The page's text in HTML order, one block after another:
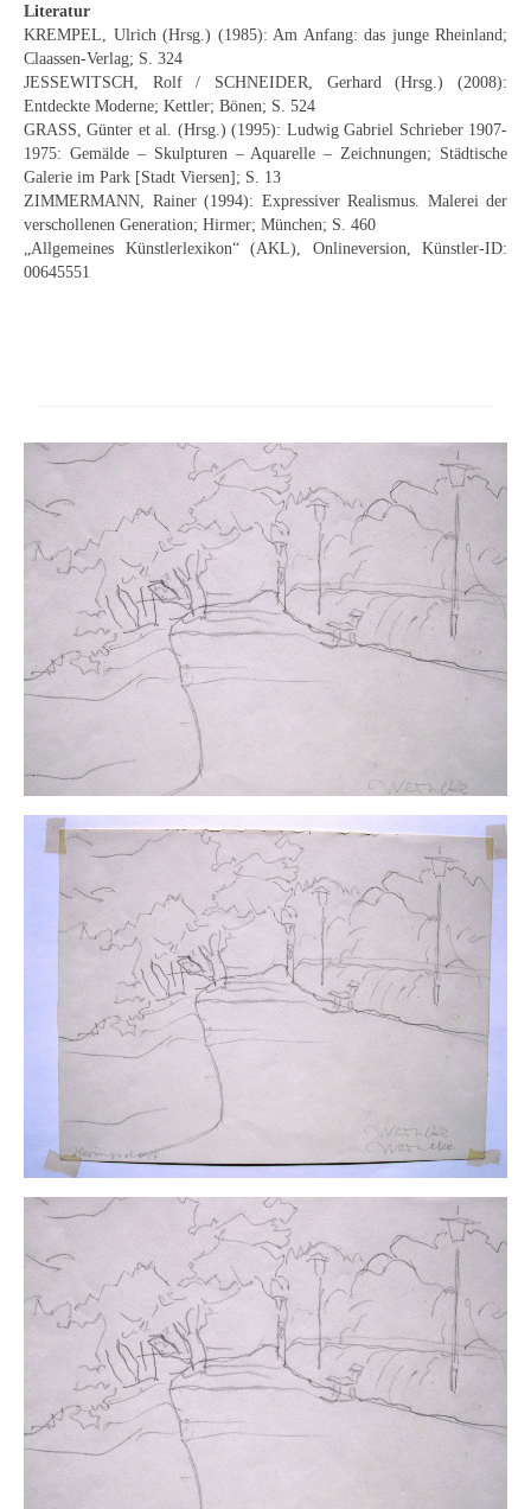
Expressiver Realismus
Motive
Abstraktion
Industrie & Arbeit
Mediterrane Landschaft
Neues
Tägliche Dosis Kunst
Themenflyer
Themenflyer: Trügerische Idyllen
Themenflyer: Buch und Schrift in der Kunst
Themenflyer: Sehnsucht Süden
Themenflyer: Walter Becker
Themenflyer: Ernst Geitlinger
Themenflyer: Michel Wagner
Weitere Themenflyer
Buchempfehlungen
Richild Holt – Farbe und Linie
Theodor Zeller (1900-1986) Maler und
Visionär
Walter Becker (1893-1984) Malerei und Grafik
Der Maler Richard Sprick (1901-1976)
Suche
Über Uns
Kontakt
Publikationsliste
Über Uns
Literatur
KREMPEL, Ulrich (Hrsg.) (1985): Am Anfang: das junge Rheinland;
Claassen-Verlag; S. 324
JESSEWITSCH, Rolf / SCHNEIDER, Gerhard (Hrsg.) (2008):
Entdeckte Moderne; Kettler; Bönen; S. 524
GRASS, Günter et al. (Hrsg.) (1995): Ludwig Gabriel Schrieber 1907-
1975: Gemälde – Skulpturen – Aquarelle – Zeichnungen; Städtische
Galerie im Park [Stadt Viersen]; S. 13
ZIMMERMANN, Rainer (1994): Expressiver Realismus. Malerei der
verschollenen Generation; Hirmer; München; S. 460
„Allgemeines Künstlerlexikon“ (AKL), Onlineversion, Künstler-ID:
00645551